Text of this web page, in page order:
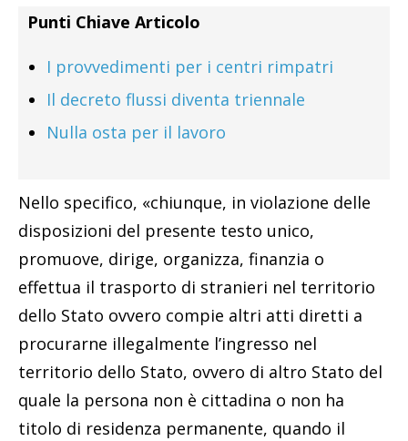
Punti Chiave Articolo
I provvedimenti per i centri rimpatri
Il decreto flussi diventa triennale
Nulla osta per il lavoro
Nello specifico, «chiunque, in violazione delle
disposizioni del presente testo unico,
promuove, dirige, organizza, finanzia o
effettua il trasporto di stranieri nel territorio
dello Stato ovvero compie altri atti diretti a
procurarne illegalmente l’ingresso nel
territorio dello Stato, ovvero di altro Stato del
quale la persona non è cittadina o non ha
titolo di residenza permanente, quando il